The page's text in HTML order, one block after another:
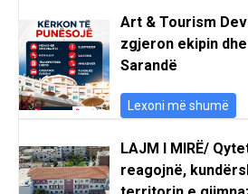
Art & Tourism
zgjeron ekipin
Sarandë
Lexoni më shumë
LAJM I MIRË/
reagojnë,